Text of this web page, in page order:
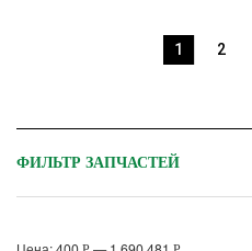
1 2
ФИЛЬТР ЗАПЧАСТЕЙ